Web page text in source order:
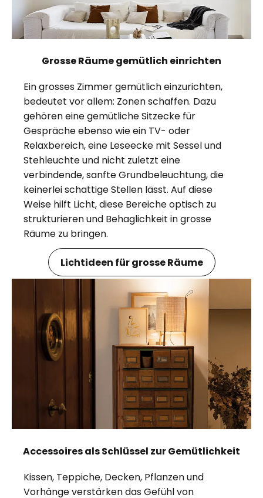
Grosse Räume gemütlich einrichten
Ein grosses Zimmer gemütlich einzurichten,
bedeutet vor allem: Zonen schaffen. Dazu
gehören eine gemütliche Sitzecke für
Gespräche ebenso wie ein TV- oder
Relaxbereich, eine Leseecke mit Sessel und
Stehleuchte und nicht zuletzt eine
verbindende, sanfte Grundbeleuchtung, die
keinerlei schattige Stellen lässt. Auf diese
Weise hilft Licht, diese Bereiche optisch zu
strukturieren und Behaglichkeit in grosse
Räume zu bringen.
Lichtideen für grosse Räume
Accessoires als Schlüssel zur Gemütlichkeit
Kissen, Teppiche, Decken, Pflanzen und
Vorhänge verstärken das Gefühl von